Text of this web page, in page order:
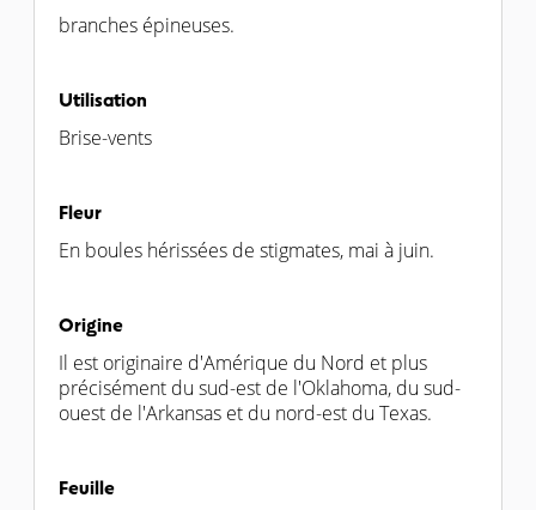
branches épineuses.
Utilisation
Brise-vents
Fleur
En boules hérissées de stigmates, mai à juin.
Origine
Il est originaire d'Amérique du Nord et plus
précisément du sud-est de l'Oklahoma, du sud-
ouest de l'Arkansas et du nord-est du Texas.
Feuille